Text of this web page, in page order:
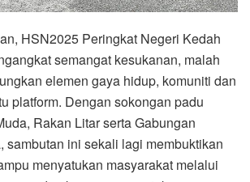
HSN2025 Peringkat Negeri Kedah
semangat kesukanan, malah
elemen gaya hidup, komuniti dan
platform. Dengan sokongan padu
Rakan Litar serta Gabungan
sambutan ini sekali lagi membuktikan
menyatukan masyarakat melalui